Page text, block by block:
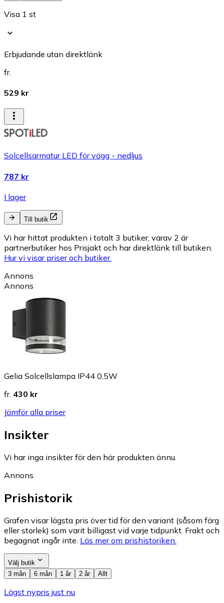
Visa 1 st
Erbjudande utan direktlänk
fr.
529 kr
Solcellsarmatur LED för vägg - nedljus
787 kr
I lager
Till butik
Vi har hittat produkten i totalt 3 butiker, varav 2 är
partnerbutiker hos Prisjakt och har direktlänk till butiken.
Hur vi visar priser och butiker.
Annons
Annons
Gelia Solcellslampa IP44 0,5W
fr. 430 kr
Jämför alla priser
Insikter
Vi har inga insikter för den här produkten ännu.
Annons
Prishistorik
Grafen visar lägsta pris över tid för den variant (såsom färg
eller storlek) som varit billigast vid varje tidpunkt. Frakt och
begagnat ingår inte. Läs mer om prishistoriken.
Välj butik
3 mån
6 mån 1 år 2 år Allt
Lägst nypris just nu